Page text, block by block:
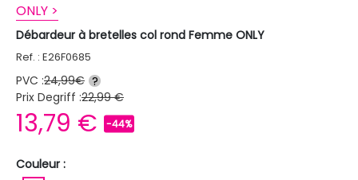
ONLY >
Débardeur à bretelles col rond Femme ONLY
Ref. : E26F0685
PVC :24,99€ ?
Prix Degriff :22,99 €
13,79 € -44%
Couleur :